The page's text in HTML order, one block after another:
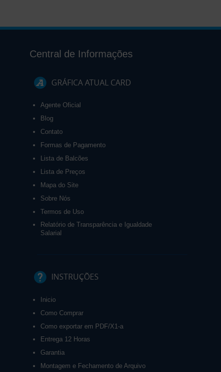
Central de Informações
GRÁFICA ATUAL CARD
Agente Oficial
Blog
Contato
Formas de Pagamento
Lista de Balcões
Lista de Preços
Mapa do Site
Sobre Nós
Termos de Uso
Relatório de Transparência e Igualdade
Salarial
INSTRUÇÕES
Inicio
Como Comprar
Como exportar em PDF/X1-a
Entrega 12 Horas
Garantia
Montagem e Fechamento de Arquivo